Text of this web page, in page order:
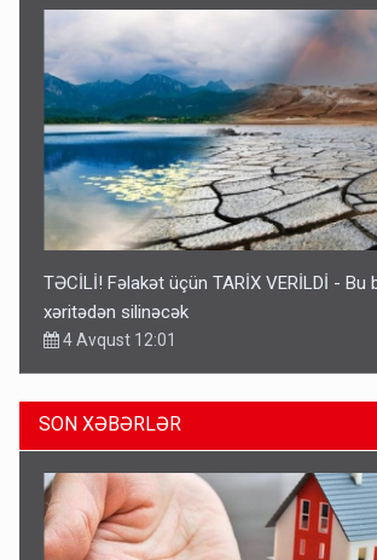
TƏCİLİ! Fəlakət üçün TARİX VERİLDİ - Bu
xəritədən silinəcək
4 Avqust 12:01
SON XƏBƏRLƏR